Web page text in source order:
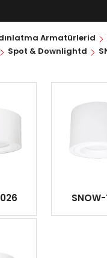
Armatürlerid
Spot & Downlightd